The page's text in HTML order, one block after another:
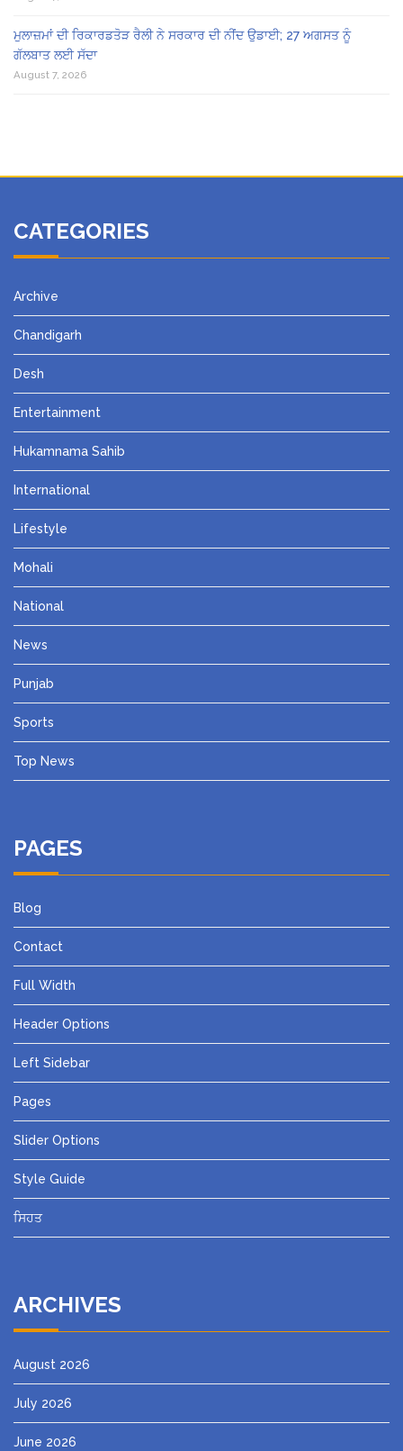
ਮੁਲਾਜ਼ਮਾਂ ਦੀ ਰਿਕਾਰਡਤੋੜ ਰੈਲੀ ਨੇ ਸਰਕਾਰ ਦੀ ਨੀਂਦ ਉਡਾਈ; 27 ਅਗਸਤ ਨੂੰ
ਗੱਲਬਾਤ ਲਈ ਸੱਦਾ
August 7, 2026
CATEGORIES
Archive
Chandigarh
Desh
Entertainment
Hukamnama Sahib
International
Lifestyle
Mohali
National
News
Punjab
Sports
Top News
PAGES
Blog
Contact
Full Width
Header Options
Left Sidebar
Pages
Slider Options
Style Guide
ਸਿਹਤ
ARCHIVES
August 2026
July 2026
June 2026